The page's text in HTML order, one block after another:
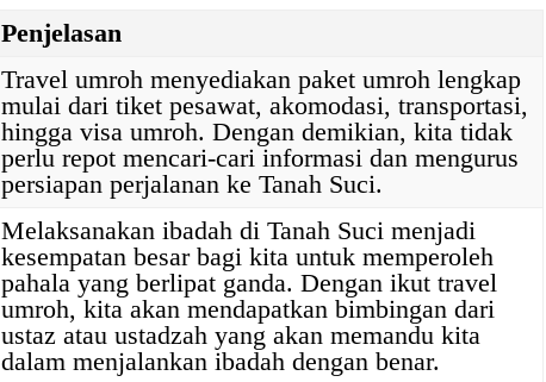
Penjelasan
Travel umroh menyediakan paket umroh lengkap
mulai dari tiket pesawat, akomodasi, transportasi,
hingga visa umroh. Dengan demikian, kita tidak
perlu repot mencari-cari informasi dan mengurus
persiapan perjalanan ke Tanah Suci.
Melaksanakan ibadah di Tanah Suci menjadi
kesempatan besar bagi kita untuk memperoleh
pahala yang berlipat ganda. Dengan ikut travel
umroh, kita akan mendapatkan bimbingan dari
ustaz atau ustadzah yang akan memandu kita
dalam menjalankan ibadah dengan benar.